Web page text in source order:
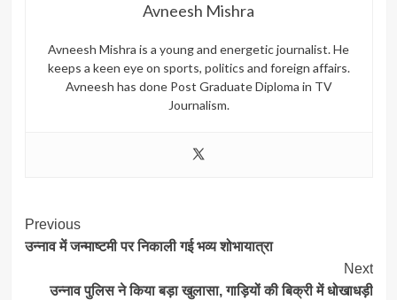
Avneesh Mishra
Avneesh Mishra is a young and energetic journalist. He
keeps a keen eye on sports, politics and foreign affairs.
Avneesh has done Post Graduate Diploma in TV
Journalism.
Post
Navigation
Previous
उन्नाव में जन्माष्टमी पर निकाली गई भव्य शोभायात्रा
Next
उन्नाव पुलिस ने किया बड़ा खुलासा, गाड़ियों की बिक्री में धोखाधड़ी